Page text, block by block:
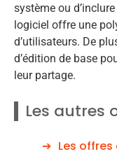
système ou
logiciel offre une
d’utilisateurs. De
d’édition de base
leur partage.
Les autres
Les